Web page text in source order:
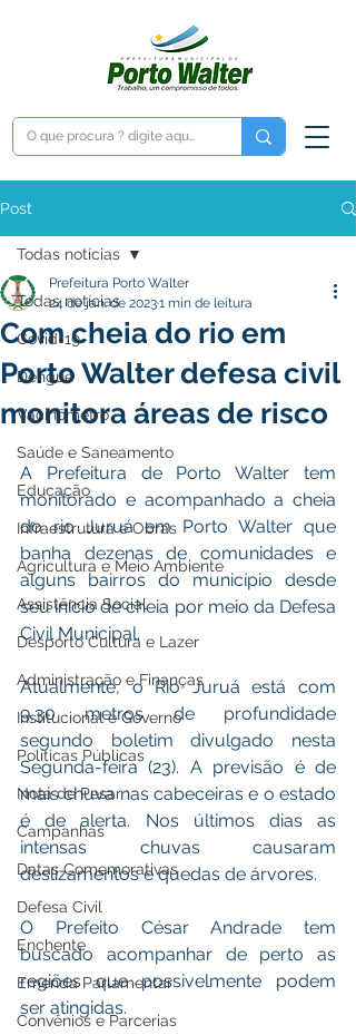
Post
Todas notícias
Covid-19
Dengue
Vacinômetro
Saúde e Saneamento
Educação
Infraestrutura e Obras
Agricultura e Meio Ambiente
Assistência Social
Desporto Cultura e Lazer
Administração e Finanças
Institucional e Governo
Políticas Públicas
Nota de Pesar
Campanhas
Datas Comemorativas
Defesa Civil
Enchente
Emenda Parlamentar
Convênios e Parcerias
Todas notícias
Com cheia do rio em
Porto Walter defesa civil
monitora áreas de risco
Prefeitura Porto Walter
24 de jan. de 20231 min de leitura
A Prefeitura de Porto Walter tem
monitorado e acompanhado a cheia
do rio Juruá em Porto Walter que
banha dezenas de comunidades e
alguns bairros do município desde
seu início de cheia por meio da Defesa
Civil Municipal.
Atualmente, o Rio Juruá está com
9,30 metros de profundidade
segundo boletim divulgado nesta
Segunda-feira (23). A previsão é de
mais chuva nas cabeceiras e o estado
é de alerta. Nos últimos dias as
intensas chuvas causaram
deslizamentos e quedas de árvores.
O Prefeito César Andrade tem
buscado acompanhar de perto as
regiões que possivelmente podem
ser atingidas.